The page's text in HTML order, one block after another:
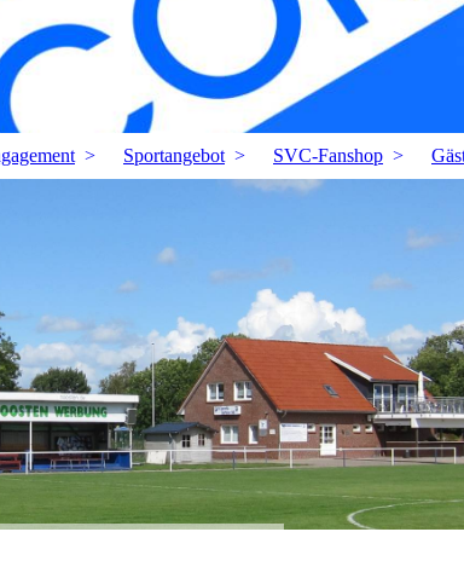
Sportangebot SVC-Fanshop